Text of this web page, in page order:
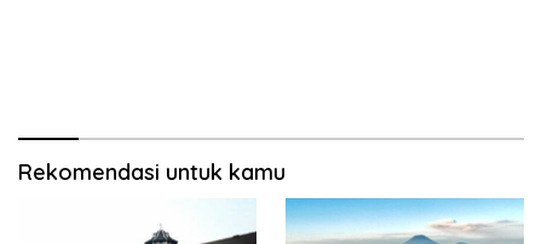
Rekomendasi untuk kamu